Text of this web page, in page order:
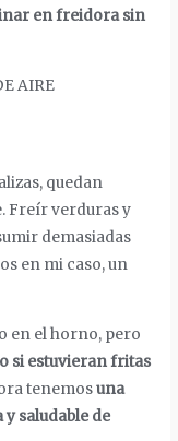
en freidora sin
quedan
Freír verduras y
demasiadas
en mi caso, un
en el horno, pero
si estuvieran fritas
tenemosuna
saludable de